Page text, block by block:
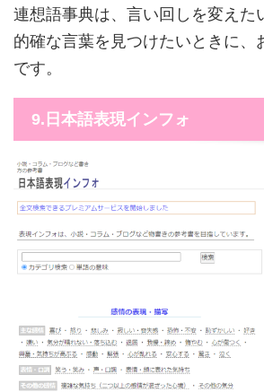
連想語事典は、言い回しを変えた
的確な言葉を見つけたいときに、
です。
9.日本語表現インフォ